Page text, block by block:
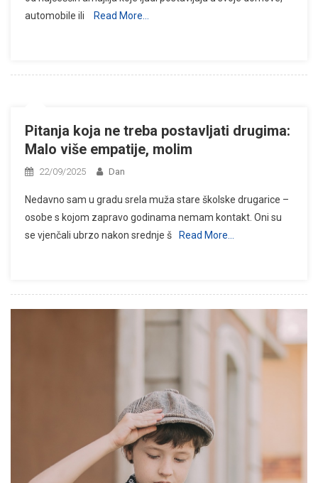
automobile ili
Read More…
Pitanja koja ne treba postavljati drugima:
Malo više empatije, molim
22/09/2025 Dan
Nedavno sam u gradu srela muža stare školske drugarice –
osobe s kojom zapravo godinama nemam kontakt. Oni su
se vjenčali ubrzo nakon srednje š
Read More…